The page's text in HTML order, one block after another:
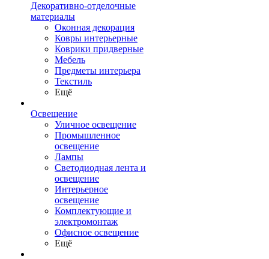
Декоративно-отделочные
материалы
Оконная декорация
Ковры интерьерные
Коврики придверные
Мебель
Предметы интерьера
Текстиль
Ещё
Освещение
Уличное освещение
Промышленное
освещение
Лампы
Светодиодная лента и
освещение
Интерьерное
освещение
Комплектующие и
электромонтаж
Офисное освещение
Ещё